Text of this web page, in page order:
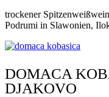
trockener
Podrumi in Slawonien,
DOMACA
DJAKOVO